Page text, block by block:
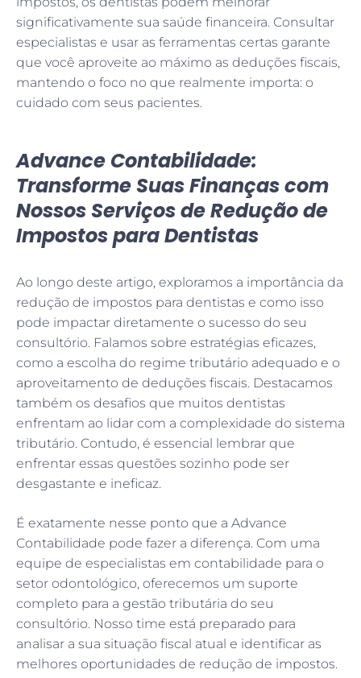
significativamente sua saúde financeira. Consultar
especialistas e usar as ferramentas certas garante
que você aproveite ao máximo as deduções fiscais,
mantendo o foco no que realmente importa: o
cuidado com seus pacientes.
Advance Contabilidade:
Transforme Suas Finanças com
Nossos Serviços de Redução de
Impostos para Dentistas
Ao longo deste artigo, exploramos a importância da
redução de impostos para dentistas e como isso
pode impactar diretamente o sucesso do seu
consultório. Falamos sobre estratégias eficazes,
como a escolha do regime tributário adequado e o
aproveitamento de deduções fiscais. Destacamos
também os desafios que muitos dentistas
enfrentam ao lidar com a complexidade do sistema
tributário. Contudo, é essencial lembrar que
enfrentar essas questões sozinho pode ser
desgastante e ineficaz.
É exatamente nesse ponto que a Advance
Contabilidade pode fazer a diferença. Com uma
equipe de especialistas em contabilidade para o
setor odontológico, oferecemos um suporte
completo para a gestão tributária do seu
consultório. Nosso time está preparado para
analisar a sua situação fiscal atual e identificar as
melhores oportunidades de redução de impostos.